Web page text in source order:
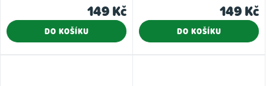
149 Kč
DO KOŠÍKU
149 Kč
DO KOŠÍKU